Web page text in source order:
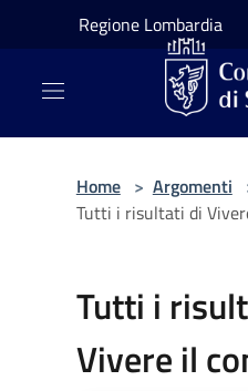
Salta al contenuto principale
Regione Lombardia
Home > Argomenti
Tutti i risultati di
Tutti i
Vivere il